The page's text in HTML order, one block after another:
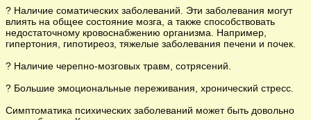
? Наличие соматических заболеваний. Эти заболевания могут
влиять на общее состояние мозга, а также способствовать
недостаточному кровоснабжению организма. Например,
гипертония, гипотиреоз, тяжелые заболевания печени и почек.
? Наличие черепно-мозговых травм, сотрясений.
? Большие эмоциональные переживания, хронический стресс.
Симптоматика психических заболеваний может быть довольно